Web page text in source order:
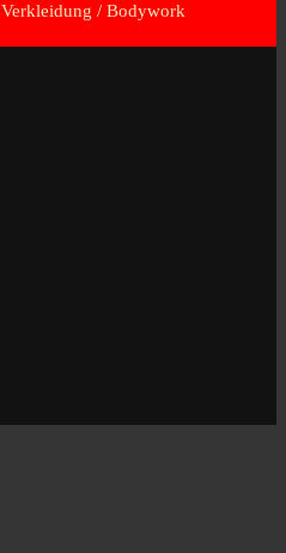
Verkleidung / Bodywork